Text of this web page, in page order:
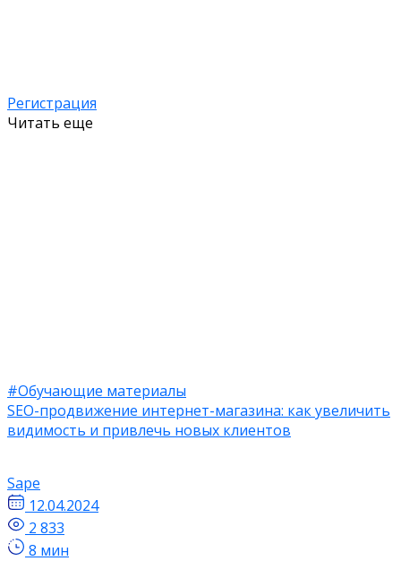
Регистрация
Читать еще
#Обучающие материалы
SEO-продвижение интернет-магазина: как увеличить
видимость и привлечь новых клиентов
Sape
12.04.2024
2 833
8 мин